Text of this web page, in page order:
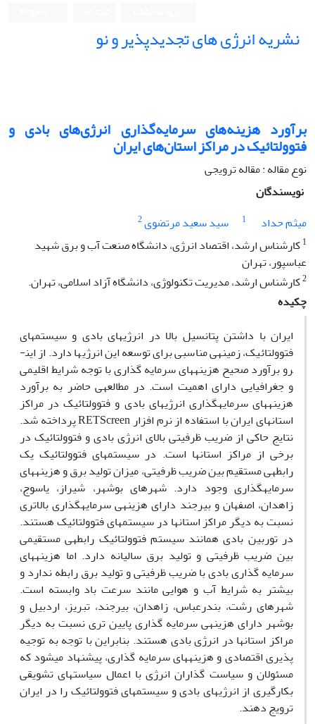
نشریه انرژی های تجدیدپذیر و نو
برآورد هزینه‌های سرمایه‌گذاری انرژی‌های بادی و
فتوولتائیک در مراکز استان‌های ایران
نوع مقاله : مقاله ترویجی
نویسندگان
میثم حداد
1 سید سعید مرتضوی2
1کارشناس ارشد، اقتصاد انرژی، دانشگاه صنعت آب و برق شهید
عباسپور، تهران
2کارشناس ارشد، مدیریت تکنولوژی، دانشگاه آزاد اسلامی، تهران.
چکیده
ایران با داشتن پتانسیل بالا در انرژی­های بادی و سیستم­های
فتوولتائیک، زمینه­ی مناسبی برای توسعه این انرژی­ها دارد. از این­
رو برآورد صحیح هزینه­های سرمایه گذاری با توجه شرایط اقلیمی
و جغرافیایی دارای اهمیت است. در مطالعه­ی حاضر به برآورد
هزینه­های سرمایه­گذاری انرژی­­های بادی و فتوولتائیک در مراکز
استان­های ایران با استفاده از نرم افزار RETScreen پرداخته شد.
نتایج حاکی از ضریب ظرفیتی بالای انرژی بادی و فتوولتائیک در
برخی از مراکز استان­ها است. در سیستم­های فتوولتائیک یک
رابطه­ی مستقیم بین ضریب ظرفیتی، میزان تولید برق و هزینه­های
سرمایه­گذاری وجود دارد. شهرهای بوشهر، شیراز، یاسوج،
زاهدان، اصفهان و بیرجند دارای هزینه­ی سرمایه­گذاری بالاتری
نسبت به دیگر مراکز استان­ها در سیستم­های فتوولتائیک هستند.
در توربین بادی همانند سیستم فتوولتائیک رابطه­ی مستقیمی
بین ضریب ظرفیتی و تولید برق سالیانه دارد. اما هزینه­های
سرمایه گذاری بادی با ضریب ظرفیتی و تولید برق رابطه ندارد و
بیشتر به شرایط آب و هوایی مانند سرعت باد وابسته است.
شهرهای رشت، بندرعباس، زاهدان، بیرجند، تبریز، اردبیل و
بوشهر دارای هزینه­ی سرمایه گذاری پایین تری نسبت به دیگر
مراکز استان­ها در انرژی بادی هستند. بنابراین با توجه به توجیه
پذیری اقتصادی و هزینه­های سرمایه گذاری، پیشنهاد می­شود که
مسئولان و سیاست گذاران انرژی با اعمال سیاست­های تشویقی
بکارگیری از انرژی­های بادی و سیستم­های فتوولتائیک را در ایران
ترویج دهند.